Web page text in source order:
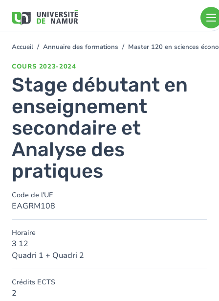
contenu
You
Accueil Annuaire des formations Master 120 en sciences
COURS 2023-2024
Stage débutant en
enseignement
secondaire et
Analyse des
pratiques
Code de l'UE
EAGRM108
Horaire
3 12
Quadri 1 + Quadri 2
Crédits ECTS
2